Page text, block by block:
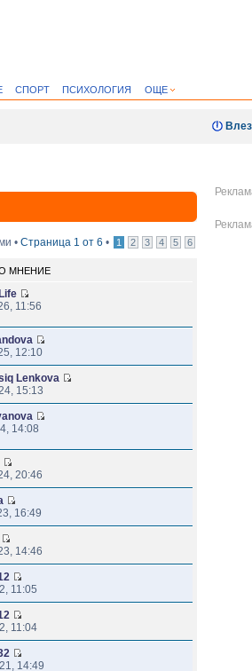
СПОРТ ПСИХОЛОГИЯ ОЩЕ
Влез
• Страница 1 от 6 • 1 2 3 4 5 6
МНЕНИЕ
11:56
12:10
Lenkova
15:13
14:08
20:46
16:49
14:46
11:05
11:04
14:49